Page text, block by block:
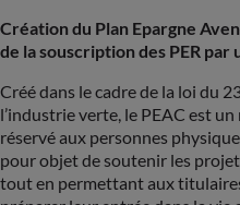
Création du Plan Epargne
de la souscription des PER par
Créé dans le cadre de la loi du
l’industrie verte, le PEAC est
réservé aux personnes
pour objet de soutenir les
tout en permettant aux